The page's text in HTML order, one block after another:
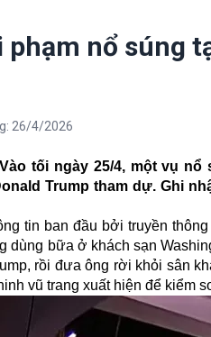
phạm nổ súng
26/4/2026
tối ngày 25/4, một vụ
Trump tham dự. Ghi
tin ban đầu bởi truyền
dùng bữa ở khách sạn
rồi đưa ông rời khỏi sân
vũ trang xuất hiện để kiểm